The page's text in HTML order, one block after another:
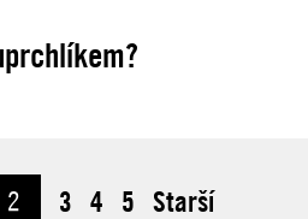
2 3 4 5 Starší